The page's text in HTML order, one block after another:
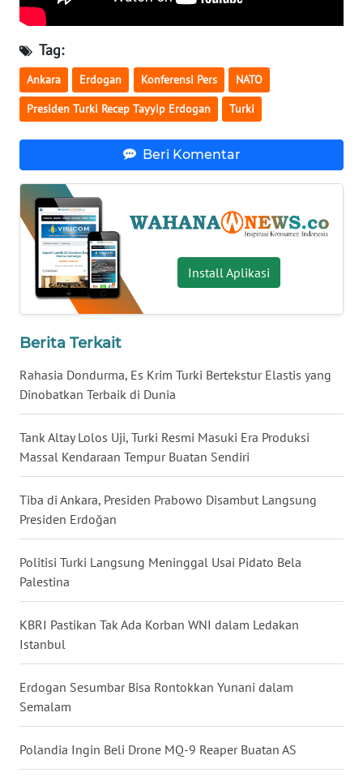
Tag:
Ankara Erdogan Konferensi Pers NATO
Presiden Turki Recep Tayyip Erdogan Turki
Beri Komentar
Install Aplikasi
Berita Terkait
Rahasia Dondurma, Es Krim Turki Bertekstur Elastis yang
Dinobatkan Terbaik di Dunia
Tank Altay Lolos Uji, Turki Resmi Masuki Era Produksi
Massal Kendaraan Tempur Buatan Sendiri
Tiba di Ankara, Presiden Prabowo Disambut Langsung
Presiden Erdoğan
Politisi Turki Langsung Meninggal Usai Pidato Bela
Palestina
KBRI Pastikan Tak Ada Korban WNI dalam Ledakan
Istanbul
Erdogan Sesumbar Bisa Rontokkan Yunani dalam
Semalam
Polandia Ingin Beli Drone MQ-9 Reaper Buatan AS
Wahana
News
Regional
SUMUT
WN
JAKARTA
WN
JABAR
BANTEN
WN
WN
WN
PAPUA
WN
PAPUA
BARAT
WN
RIAU
WN
SERAMBI
WN